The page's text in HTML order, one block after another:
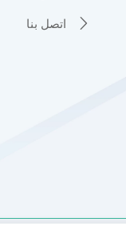
 اتصل بنا